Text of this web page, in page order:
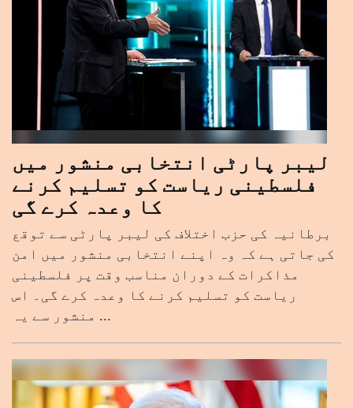
لیبر پارٹی انتخابی منشور میں
فلسطینی ریاست کو تسلیم کرنے
کا وعدہ کرے گی
برطانیہ کی حزب اختلاف کی لیبر پارٹی سے توقع
کی جاتی ہے کہ وہ اپنے انتخابی منشور میں امن
مذاکرات کے دوران مناسب وقت پر فلسطینی
ریاست کو تسلیم کرنے کا وعدہ کرے گی۔ اس
منشور سے یہ ...